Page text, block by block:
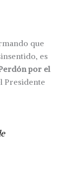
que
es
por el
Presidente